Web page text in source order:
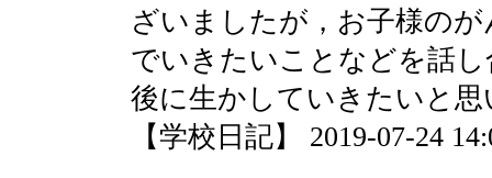
ざいましたが，お子様の
でいきたいことなどを話
後に生かしていきたいと思
【学校日記】 2019-07-24